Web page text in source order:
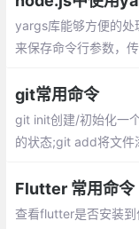
yargs库能够方便的处
来保存命令行参数，
非连词线开头的参数
git常用命令
git init创建/初始化一
的状态;git add将文件
Flutter 常用命令
查看flutter是否安装